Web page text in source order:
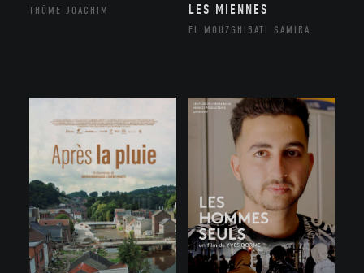
THÔME JOACHIM LES MIENNES
EL MOUZGHIBATI SAMIRA